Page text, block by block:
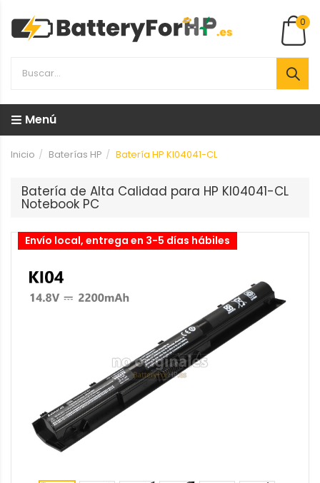
0
Menú
Inicio Baterías HP Batería HP KI04041-CL
Batería de Alta Calidad para HP KI04041-CL
Notebook PC
Envío local, entrega en 3-5 días hábiles